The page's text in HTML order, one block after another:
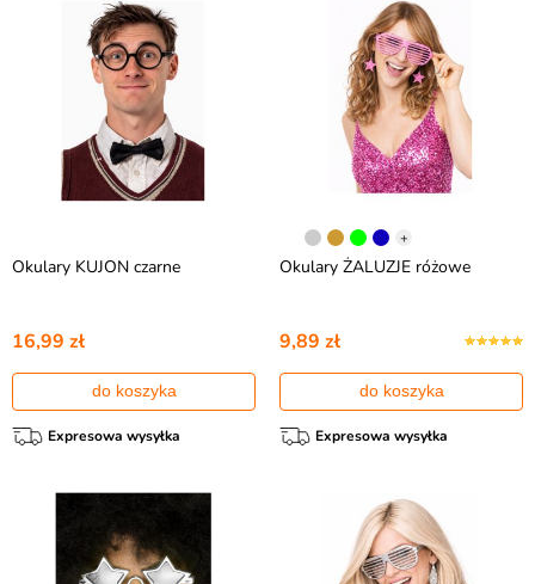
Okulary KUJON czarne
16,99 zł
do koszyka
Expresowa wysyłka
+
Okulary ŻALUZJE różowe
9,89 zł
do koszyka
Expresowa wysyłka